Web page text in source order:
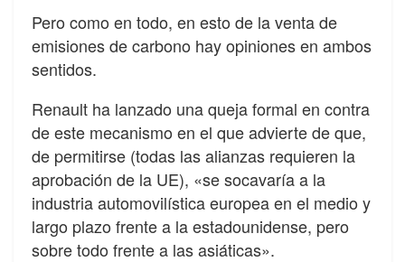
Pero como en todo, en esto de la venta de
emisiones de carbono hay opiniones en ambos
sentidos.
Renault ha lanzado una queja formal en contra
de este mecanismo en el que advierte de que,
de permitirse (todas las alianzas requieren la
aprobación de la UE), «se socavaría a la
industria automovilística europea en el medio y
largo plazo frente a la estadounidense, pero
sobre todo frente a las asiáticas».